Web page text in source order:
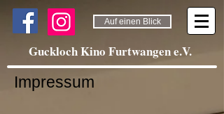
Auf einen Blick
Guckloch Kino Furtwangen e.V.
Impressum